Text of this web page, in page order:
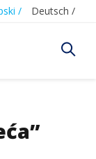
/ Deutsch /